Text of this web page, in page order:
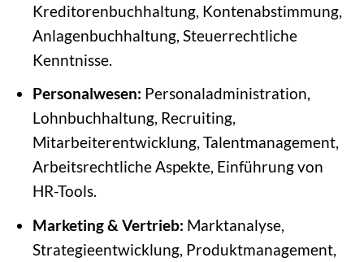
Kreditorenbuchhaltung, Kontenabstimmung,
Anlagenbuchhaltung, Steuerrechtliche
Kenntnisse.
Personalwesen: Personaladministration,
Lohnbuchhaltung, Recruiting,
Mitarbeiterentwicklung, Talentmanagement,
Arbeitsrechtliche Aspekte, Einführung von
HR-Tools.
Marketing & Vertrieb: Marktanalyse,
Strategieentwicklung, Produktmanagement,